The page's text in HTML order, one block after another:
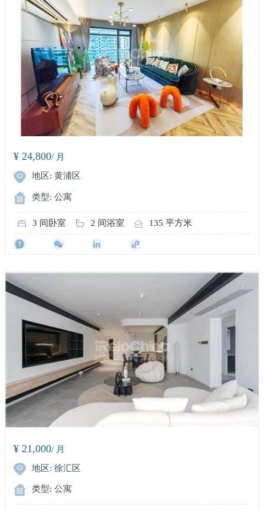
¥ 24,800/ 月
地区: 黄浦区
类型: 公寓
3 间卧室 2 间浴室 135 平方米
¥ 21,000/ 月
地区: 徐汇区
类型: 公寓